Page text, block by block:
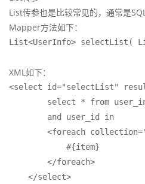
List传参也是比较常见的，通常是
Mapper方法如下：
List<UserInfo> selectList(
XML如下：
<select id="selectList"
select * from
        and user_id in
<foreach
            #{item}
        </foreach>
    </select>